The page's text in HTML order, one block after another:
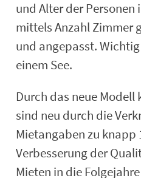
und Alter der
mittels Anzahl Zimmer
und angepasst.
einem See.
Durch das neue
sind neu durch die
Mietangaben zu knapp
Verbesserung der
Mieten in die